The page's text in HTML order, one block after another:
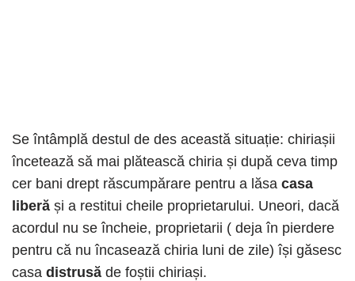
Se întâmplă destul de des această situație: chiriașii
încetează să mai plătească chiria și după ceva timp
cer bani drept răscumpărare pentru a lăsa casa
liberă și a restitui cheile proprietarului. Uneori, dacă
acordul nu se încheie, proprietarii ( deja în pierdere
pentru că nu încasează chiria luni de zile) își găsesc
casa distrusă de foștii chiriași.